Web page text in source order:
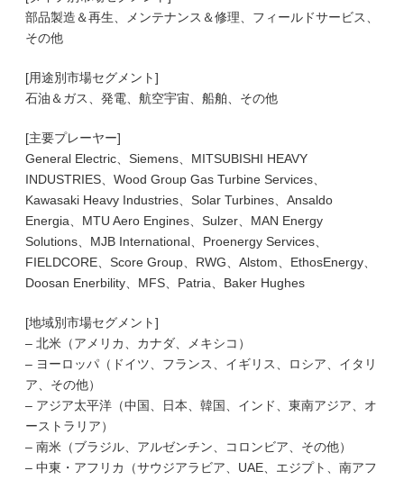
部品製造＆再生、メンテナンス＆修理、フィールドサービス、
その他
[用途別市場セグメント]
石油＆ガス、発電、航空宇宙、船舶、その他
[主要プレーヤー]
General Electric、Siemens、MITSUBISHI HEAVY
INDUSTRIES、Wood Group Gas Turbine Services、
Kawasaki Heavy Industries、Solar Turbines、Ansaldo
Energia、MTU Aero Engines、Sulzer、MAN Energy
Solutions、MJB International、Proenergy Services、
FIELDCORE、Score Group、RWG、Alstom、EthosEnergy、
Doosan Enerbility、MFS、Patria、Baker Hughes
[地域別市場セグメント]
– 北米（アメリカ、カナダ、メキシコ）
– ヨーロッパ（ドイツ、フランス、イギリス、ロシア、イタリ
ア、その他）
– アジア太平洋（中国、日本、韓国、インド、東南アジア、オ
ーストラリア）
– 南米（ブラジル、アルゼンチン、コロンビア、その他）
– 中東・アフリカ（サウジアラビア、UAE、エジプト、南アフ